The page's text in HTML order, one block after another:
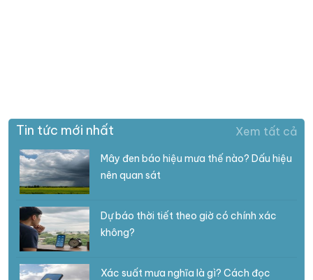
Tin tức mới nhất Xem tất cả
Mây đen báo hiệu mưa thế nào? Dấu hiệu
nên quan sát
Dự báo thời tiết theo giờ có chính xác
không?
Xác suất mưa nghĩa là gì? Cách đọc